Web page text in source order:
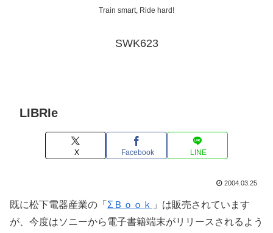
Train smart, Ride hard!
SWK623
LIBRIe
X Facebook LINE
2004.03.25
既に松下電器産業の「 ΣＢｏｏｋ
」は販売されています
が、今度はソニーから電子書籍端末がリリースされるよう